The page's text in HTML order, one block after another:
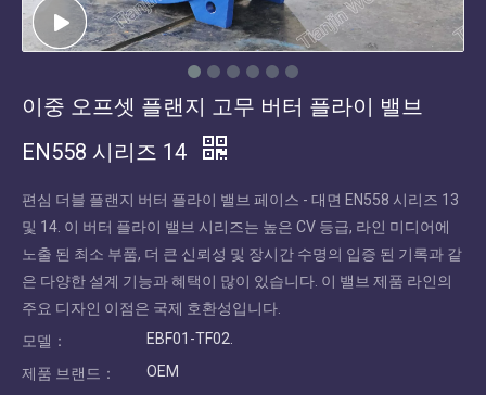
이중 오프셋 플랜지 고무 버터 플라이 밸브
EN558 시리즈 14
편심 더블 플랜지 버터 플라이 밸브 페이스 - 대면 EN558 시리즈 13
및 14. 이 버터 플라이 밸브 시리즈는 높은 CV 등급, 라인 미디어에
노출 된 최소 부품, 더 큰 신뢰성 및 장시간 수명의 입증 된 기록과 같
은 다양한 설계 기능과 혜택이 많이 있습니다. 이 밸브 제품 라인의
주요 디자인 이점은 국제 호환성입니다.
모델：
EBF01-TF02.
제품 브랜드：
OEM